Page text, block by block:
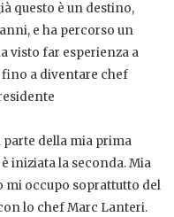
questo è un destino,
e ha percorso un
visto far esperienza a
fino a diventare chef
parte della mia prima
iniziata la seconda. Mia
mi occupo soprattutto del
lo chef Marc Lanteri.